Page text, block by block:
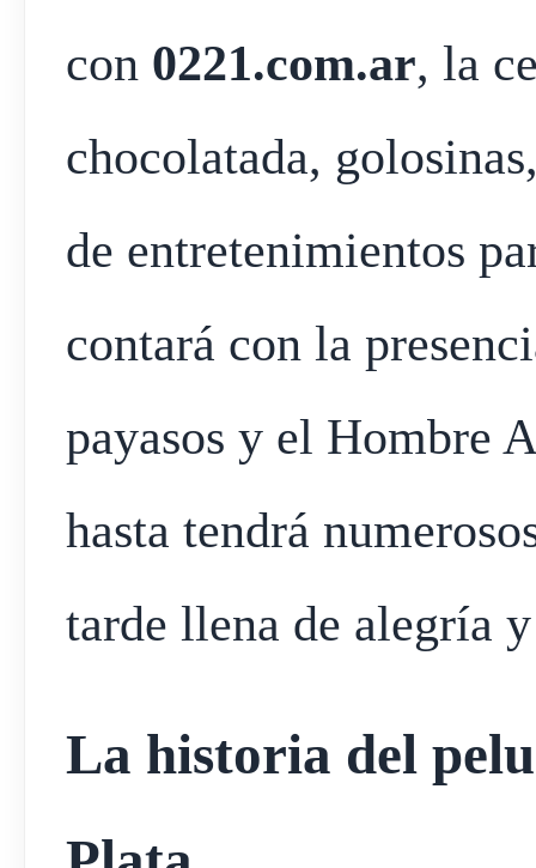
con 0221.com.ar, la
chocolatada,
de entretenimientos
contará con la
payasos y el Hombre
hasta tendrá
tarde llena de alegría
La historia del